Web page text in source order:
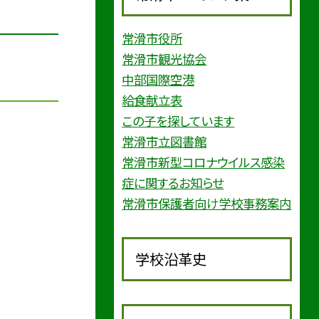
常滑市役所
常滑市観光協会
中部国際空港
給食献立表
この子を探しています
常滑市立図書館
常滑市新型コロナウイルス感染
症に関するお知らせ
常滑市保護者向け学校事務案内
学校沿革史